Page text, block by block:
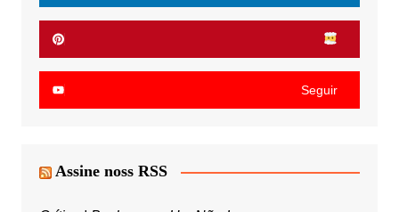
Seguir
Assine noss RSS